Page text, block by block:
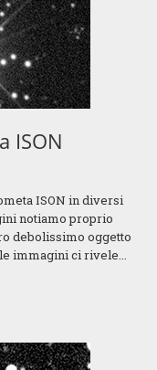
ISON
ISON in diversi
notiamo proprio
debolissimo oggetto
immagini ci rivele...